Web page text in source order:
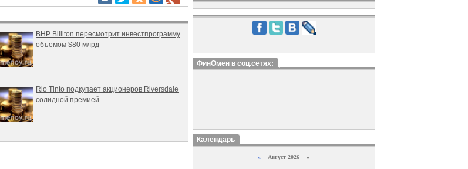
BHP Billiton пересмотрит инвестпрограмму
объемом $80 млрд
Rio Tinto подкупает акционеров Riversdale
солидной премией
ФинОмен в соц.сетях:
Календарь
« Август 2026 »